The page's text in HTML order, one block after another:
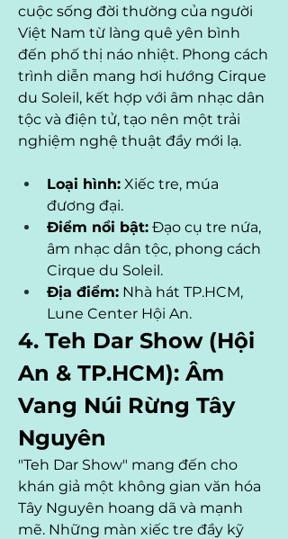
cuộc sống đời thường của người
Việt Nam từ làng quê yên bình
đến phố thị náo nhiệt. Phong cách
trình diễn mang hơi hướng Cirque
du Soleil, kết hợp với âm nhạc dân
tộc và điện tử, tạo nên một trải
nghiệm nghệ thuật đầy mới lạ.
Loại hình: Xiếc tre, múa
đương đại.
Điểm nổi bật: Đạo cụ tre nứa,
âm nhạc dân tộc, phong cách
Cirque du Soleil.
Địa điểm: Nhà hát TP.HCM,
Lune Center Hội An.
4. Teh Dar Show (Hội
An & TP.HCM): Âm
Vang Núi Rừng Tây
Nguyên
"Teh Dar Show" mang đến cho
khán giả một không gian văn hóa
Tây Nguyên hoang dã và mạnh
mẽ. Những màn xiếc tre đầy kỹ